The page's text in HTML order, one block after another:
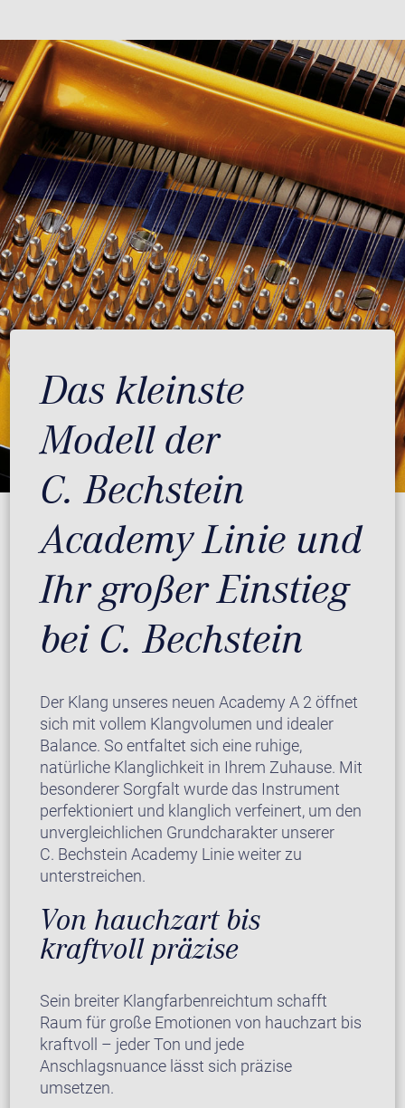
Das kleinste
Modell der
C. Bechstein
Academy Linie und
Ihr großer Einstieg
bei C. Bechstein
Der Klang unseres neuen Academy A 2 öffnet
sich mit vollem Klangvolumen und idealer
Balance. So entfaltet sich eine ruhige,
natürliche Klanglichkeit in Ihrem Zuhause. Mit
besonderer Sorgfalt wurde das Instrument
perfektioniert und klanglich verfeinert, um den
unvergleichlichen Grundcharakter unserer
C. Bechstein Academy Linie weiter zu
unterstreichen.
Von hauchzart bis
kraftvoll präzise
Sein breiter Klangfarbenreichtum schafft
Raum für große Emotionen von hauchzart bis
kraftvoll – jeder Ton und jede
Anschlagsnuance lässt sich präzise
umsetzen.